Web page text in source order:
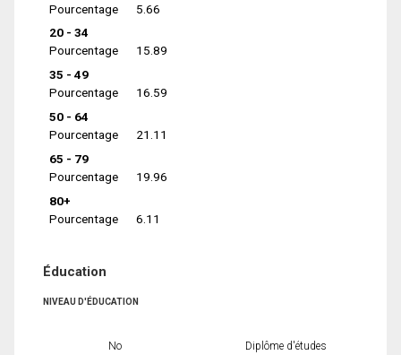
Pourcentage
5.66
20 - 34
Pourcentage
15.89
35 - 49
Pourcentage
16.59
50 - 64
Pourcentage
21.11
65 - 79
Pourcentage
19.96
80+
Pourcentage
6.11
Éducation
NIVEAU D'ÉDUCATION
No
Diplôme d'études